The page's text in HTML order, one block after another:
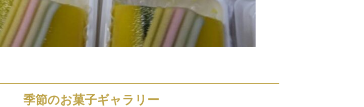
季節のお菓子ギャラリー